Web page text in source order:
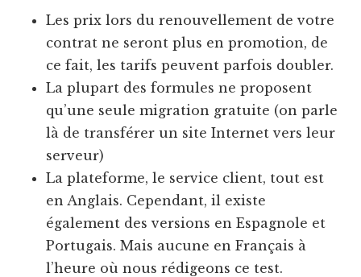
Les prix lors du renouvellement de votre
contrat ne seront plus en promotion, de
ce fait, les tarifs peuvent parfois doubler.
La plupart des formules ne proposent
qu’une seule migration gratuite (on parle
là de transférer un site Internet vers leur
serveur)
La plateforme, le service client, tout est
en Anglais. Cependant, il existe
également des versions en Espagnole et
Portugais. Mais aucune en Français à
l’heure où nous rédigeons ce test.